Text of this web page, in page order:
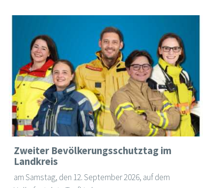
Zweiter Bevölkerungsschutztag im
Landkreis
am Samstag, den 12. September 2026, auf dem